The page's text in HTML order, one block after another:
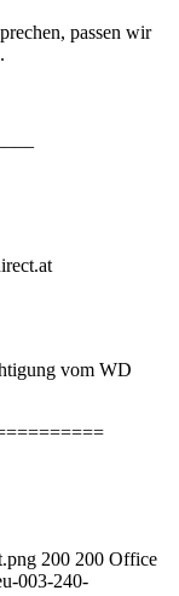
passen wir
vom WD
200 200 Office
003-240-